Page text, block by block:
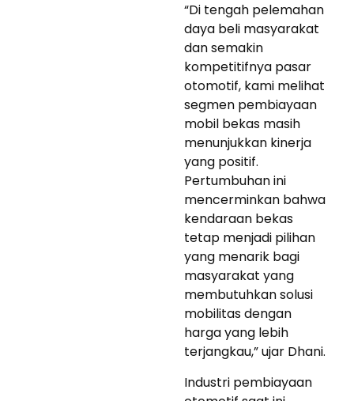
“Di tengah pelemahan
daya beli masyarakat
dan semakin
kompetitifnya pasar
otomotif, kami melihat
segmen pembiayaan
mobil bekas masih
menunjukkan kinerja
yang positif.
Pertumbuhan ini
mencerminkan bahwa
kendaraan bekas
tetap menjadi pilihan
yang menarik bagi
masyarakat yang
membutuhkan solusi
mobilitas dengan
harga yang lebih
terjangkau,” ujar Dhani.
Industri pembiayaan